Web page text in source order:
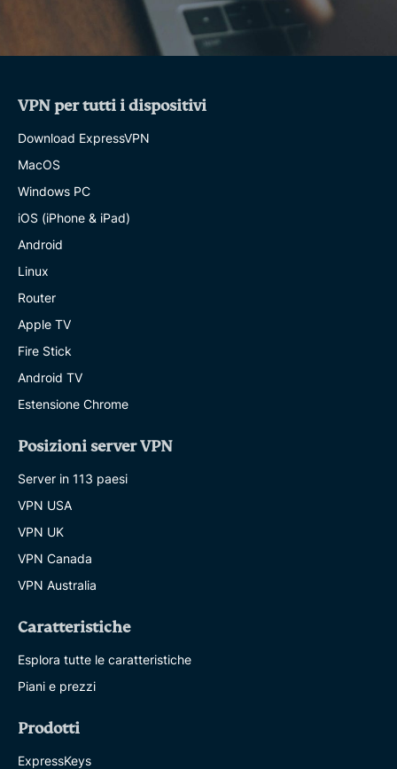
VPN per tutti i dispositivi
Download ExpressVPN
MacOS
Windows PC
iOS (iPhone & iPad)
Android
Linux
Router
Apple TV
Fire Stick
Android TV
Estensione Chrome
Posizioni server VPN
Server in 113 paesi
VPN USA
VPN UK
VPN Canada
VPN Australia
Caratteristiche
Esplora tutte le caratteristiche
Piani e prezzi
Prodotti
ExpressKeys